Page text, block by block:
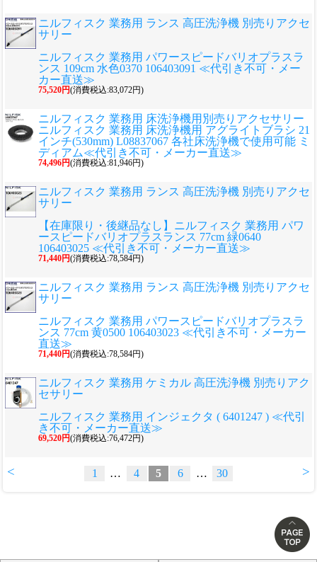
ニルフィスク 業務用 ランス 高圧洗浄機 別売りアクセ
サリー
ニルフィスク 業務用 パワースピードバリオプラスラ
ンス 109cm 水色0370 106403091 ≪代引き不可・メー
カー直送≫
75,520円(消費税込:83,072円)
ニルフィスク 業務用 床洗浄機用別売りアクセサリー
ニルフィスク 業務用 床洗浄機用 アグライトブラシ 21
インチ(530mm) L08837067 各社床洗浄機で使用可能 ミ
ディアム≪代引き不可・メーカー直送≫
74,496円(消費税込:81,946円)
ニルフィスク 業務用 ランス 高圧洗浄機 別売りアクセ
サリー
【在庫限り・後継品なし】ニルフィスク 業務用 パワ
ースピードバリオプラスランス 77cm 緑0640
106403025 ≪代引き不可・メーカー直送≫
71,440円(消費税込:78,584円)
ニルフィスク 業務用 ランス 高圧洗浄機 別売りアクセ
サリー
ニルフィスク 業務用 パワースピードバリオプラスラ
ンス 77cm 黄0500 106403023 ≪代引き不可・メーカー
直送≫
71,440円(消費税込:78,584円)
ニルフィスク 業務用 ケミカル 高圧洗浄機 別売りアク
セサリー
ニルフィスク 業務用 インジェクタ ( 6401247 ) ≪代引
き不可・メーカー直送≫
69,520円(消費税込:76,472円)
< >
1 … 4 5 6 … 30